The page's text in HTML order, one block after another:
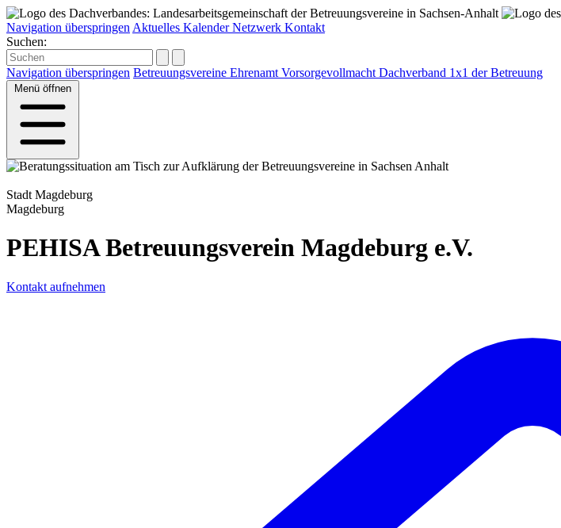
Navigation überspringen Aktuelles Kalender Netzwerk Kontakt
Suchen:
Navigation überspringen Betreuungsvereine Ehrenamt Vorsorgevollmacht Dachverband 1x1 der Betreuung
Menü öffnen
Stadt Magdeburg
Magdeburg
PEHISA Betreuungsverein Magdeburg e.V.
Kontakt aufnehmen